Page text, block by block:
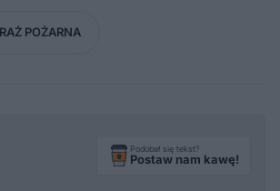
POŻARNA
Podobał się tekst?
Postaw nam kawę!